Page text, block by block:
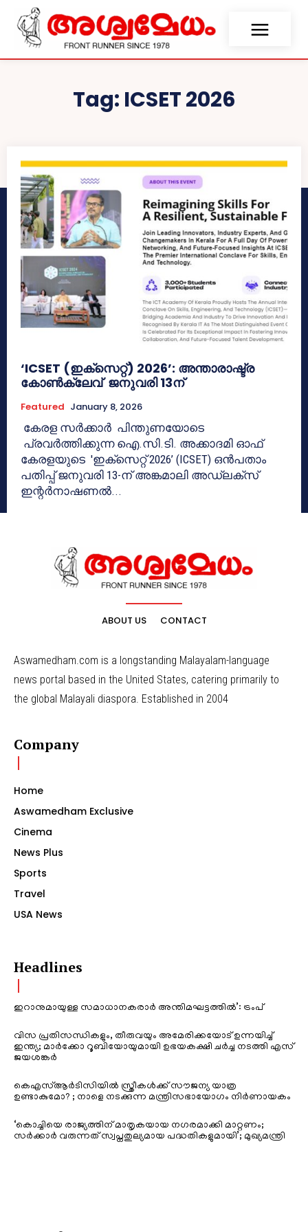
Tag: ICSET 2026
‘ICSET (ഇക്സെറ്റ്) 2026’: അന്താരാഷ്ട്ര
കോൺക്ലേവ് ജനുവരി 13ന്
Featured January 8, 2026
കേരള സര്‍ക്കാര്‍ ‍ പിന്തുണയോടെ
പ്രവര്‍ത്തിക്കുന്ന ഐ.സി.ടി. അക്കാദമി ഓഫ്
കേരളയുടെ 'ഇക്സെറ്റ് 2026’ (ICSET) ഒൻപതാം
പതിപ്പ് ജനുവരി 13-ന് അങ്കമാലി അഡ്‌ലക്സ്
ഇന്റർനാഷണൽ...
ABOUT US CONTACT
Aswamedham.com is a longstanding Malayalam-language
news portal based in the United States, catering primarily to
the global Malayali diaspora. Established in 2004
Company
Home
Aswamedham Exclusive
Cinema
News Plus
Sports
Travel
USA News
Headlines
ഇറാനുമായുള്ള സമാധാനകരാർ അന്തിമഘട്ടത്തിൽ‌’: ട്രംപ്
വിസ പ്രതിസന്ധികളും, തീരുവയും അമേരിക്കയോട് ഉന്നയിച്ച്
ഇന്ത്യ; മാർക്കോ റൂബിയോയുമായി ഉഭയകക്ഷി ചർച്ച നടത്തി എസ്
ജയശങ്കർ
കെഎസ്ആർടിസിയിൽ സ്ത്രീകൾക്ക് സൗജന്യ യാത്ര
ഉണ്ടാകുമോ? ; നാളെ നടക്കുന്ന മന്ത്രിസഭായോഗം നിർണായകം
‘കൊച്ചിയെ രാജ്യത്തിന് മാതൃകയായ നഗരമാക്കി മാറ്റണം;
സർക്കാർ വരുന്നത് സ്വപ്നതുല്യമായ പദ്ധതികളുമായി’; മുഖ്യമന്ത്രി